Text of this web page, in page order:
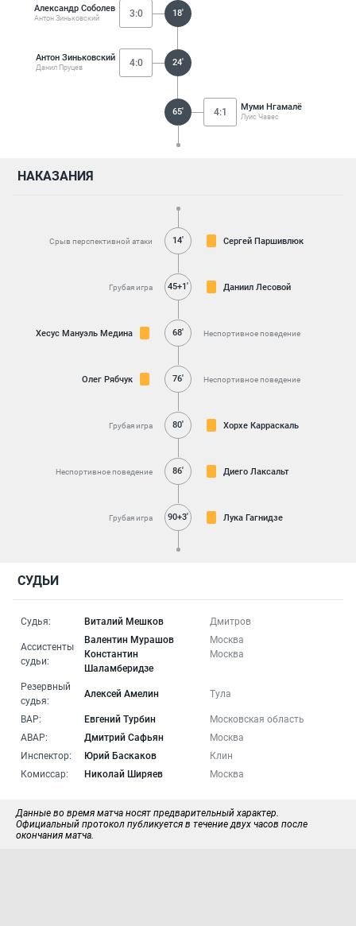
Александр Соболев
Антон Зиньковский 3:0 18'
Антон Зиньковский
Данил Пруцев 4:0 24'
65' 4:1 Муми Нгамалё
Луис Чавес
НАКАЗАНИЯ
Срыв перспективной атаки 14' Сергей Паршивлюк
Грубая игра 45+1' Даниил Лесовой
Хесус Мануэль Медина 68' Неспортивное поведение
Олег Рябчук 76' Неспортивное поведение
Грубая игра 80' Хорхе Карраскаль
Неспортивное поведение 86' Диего Лаксальт
Грубая игра 90+3' Лука Гагнидзе
СУДЬИ
Судья: Виталий Мешков Дмитров
Ассистенты
судьи:
Валентин Мурашов
Москва
Константин
Шаламберидзе
Москва
Резервный
судья:
Алексей Амелин Тула
ВАР: Евгений Турбин
Московская область
АВАР:
Дмитрий Сафьян
Москва
Инспектор:
Юрий Баскаков
Клин
Комиссар:
Николай Ширяев Москва
Данные во время матча носят предварительный характер.
Официальный протокол публикуется в течение двух часов после
окончания матча.